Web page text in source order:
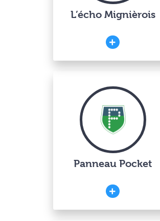
L’écho Mignièrois
Panneau Pocket